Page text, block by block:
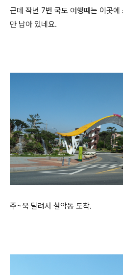
근데 작년 7번 국도 여행때는 이곳에
만 남아 있네요.
주~욱 달려서 설악동 도착.